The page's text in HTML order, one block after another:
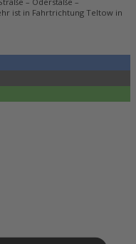
ist in Fahrtrichtung Teltow in